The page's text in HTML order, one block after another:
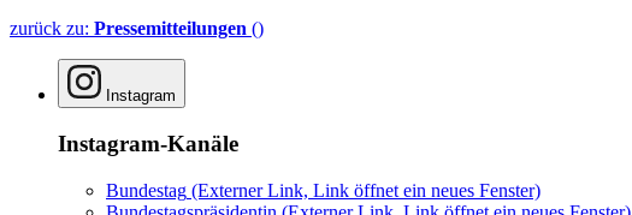
zurück zu: Pressemitteilungen ()
Instagram
Instagram-Kanäle
Bundestag (Externer Link, Link öffnet ein neues Fenster)